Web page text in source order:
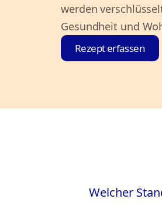
werden
Gesundheit und
Rezept erfassen
Welcher